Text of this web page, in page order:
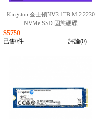
Kingston 金士頓NV3 1TB M.2 2230
NVMe SSD 固態硬碟
$5750
已售0件 評論(0)